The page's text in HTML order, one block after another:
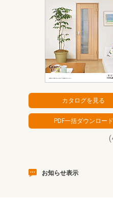
お知らせ表示